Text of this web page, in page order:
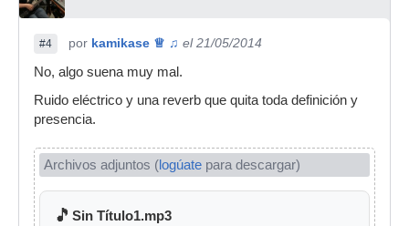
#4 por kamikase ♕ ♫ el 21/05/2014
No, algo suena muy mal.
Ruido eléctrico y una reverb que quita toda definición y
presencia.
Archivos adjuntos (logúate para descargar)
🎵 Sin Título1.mp3